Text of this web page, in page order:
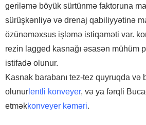
geriləmə böyük sürtünmə faktoruna
sürüşkənliyə və drenaj qabiliyyətinə
özünəməxsus işləmə istiqaməti var.
rezin lagged kasnağı əsasən mühüm
istifadə olunur.
Kasnak barabanı tez-tez quyruqda və
olunur lentli konveyer, və ya fərqli
etməkkonveyer kəməri.